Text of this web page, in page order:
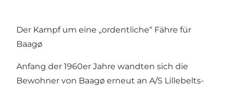
Der Kampf um eine „ordentliche“ Fähre für
Baagø
Anfang der 1960er Jahre wandten sich die
Bewohner von Baagø erneut an A/S Lillebelts-